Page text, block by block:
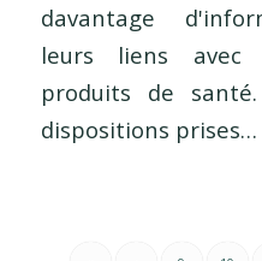
davantage
leurs liens avec
produits de
dispositions prises…